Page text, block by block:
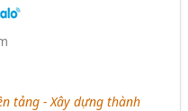
tảng - Xây dựng thành